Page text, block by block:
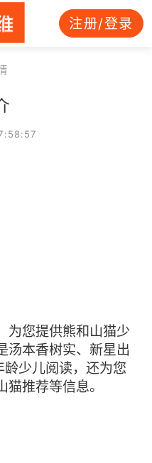
注册/登录
为您提供熊和山猫少
汤本香树实、新星出
少儿阅读，还为您
推荐等信息。